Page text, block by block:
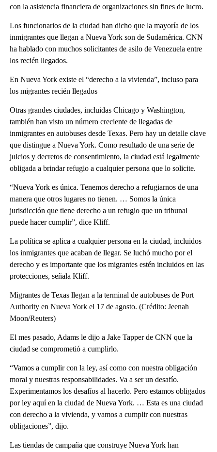
con la asistencia financiera de organizaciones sin fines de lucro.
Los funcionarios de la ciudad han dicho que la mayoría de los
inmigrantes que llegan a Nueva York son de Sudamérica. CNN
ha hablado con muchos solicitantes de asilo de Venezuela entre
los recién llegados.
En Nueva York existe el “derecho a la vivienda”, incluso para
los migrantes recién llegados
Otras grandes ciudades, incluidas Chicago y Washington,
también han visto un número creciente de llegadas de
inmigrantes en autobuses desde Texas. Pero hay un detalle clave
que distingue a Nueva York. Como resultado de una serie de
juicios y decretos de consentimiento, la ciudad está legalmente
obligada a brindar refugio a cualquier persona que lo solicite.
“Nueva York es única. Tenemos derecho a refugiarnos de una
manera que otros lugares no tienen. … Somos la única
jurisdicción que tiene derecho a un refugio que un tribunal
puede hacer cumplir”, dice Kliff.
La política se aplica a cualquier persona en la ciudad, incluidos
los inmigrantes que acaban de llegar. Se luchó mucho por el
derecho y es importante que los migrantes estén incluidos en las
protecciones, señala Kliff.
Migrantes de Texas llegan a la terminal de autobuses de Port
Authority en Nueva York el 17 de agosto. (Crédito: Jeenah
Moon/Reuters)
El mes pasado, Adams le dijo a Jake Tapper de CNN que la
ciudad se comprometió a cumplirlo.
“Vamos a cumplir con la ley, así como con nuestra obligación
moral y nuestras responsabilidades. Va a ser un desafío.
Experimentamos los desafíos al hacerlo. Pero estamos obligados
por ley aquí en la ciudad de Nueva York. … Esta es una ciudad
con derecho a la vivienda, y vamos a cumplir con nuestras
obligaciones”, dijo.
Las tiendas de campaña que construye Nueva York han